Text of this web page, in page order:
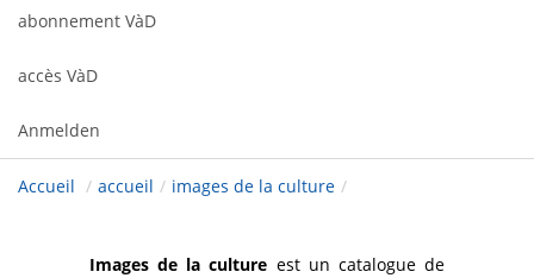
abonnement VàD
accès VàD
Anmelden
Accueil / accueil / images de la culture /
Images de la culture est un catalogue de